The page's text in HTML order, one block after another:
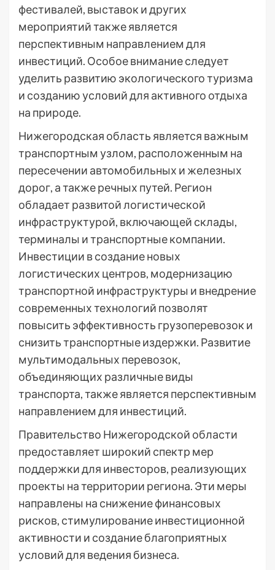
фестивалей, выставок и других
мероприятий также является
перспективным направлением для
инвестиций. Особое внимание следует
уделить развитию экологического туризма
и созданию условий для активного отдыха
на природе.
Нижегородская область является важным
транспортным узлом, расположенным на
пересечении автомобильных и железных
дорог, а также речных путей. Регион
обладает развитой логистической
инфраструктурой, включающей склады,
терминалы и транспортные компании.
Инвестиции в создание новых
логистических центров, модернизацию
транспортной инфраструктуры и внедрение
современных технологий позволят
повысить эффективность грузоперевозок и
снизить транспортные издержки. Развитие
мультимодальных перевозок,
объединяющих различные виды
транспорта, также является перспективным
направлением для инвестиций.
Правительство Нижегородской области
предоставляет широкий спектр мер
поддержки для инвесторов, реализующих
проекты на территории региона. Эти меры
направлены на снижение финансовых
рисков, стимулирование инвестиционной
активности и создание благоприятных
условий для ведения бизнеса.